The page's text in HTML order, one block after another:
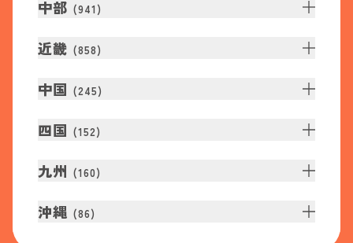
中部 (941 )
近畿 (858)
中国 (245)
四国 (152)
九州 (160)
沖縄 (86)